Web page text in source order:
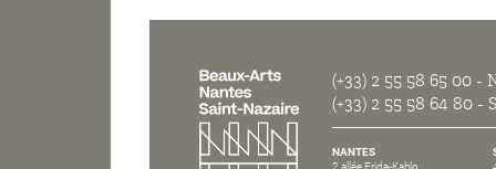
(+33) 2 55 58 65 00 -
(+33) 2 55 58 64 80 -
NANTES
2 allée Frida-Kahlo